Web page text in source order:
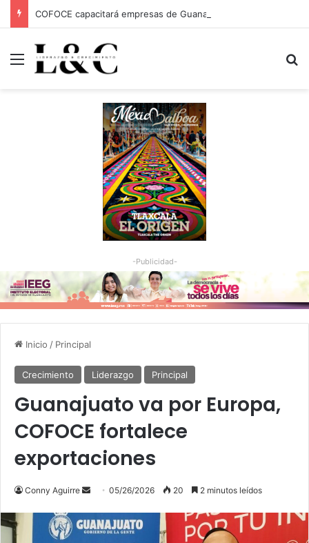
Menu
-Publicidad-
Inicio / Principal
Crecimiento Liderazgo Principal
Guanajuato va por Europa,
COFOCE fortalece
exportaciones
Conny Aguirre
Send
email
05/26/2026 20 2 minutos leídos